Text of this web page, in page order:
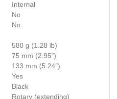
Internal
No
No
580 g (1.28 lb)
75 mm (2.95″)
133 mm (5.24″)
Yes
Black
Rotary (extending)